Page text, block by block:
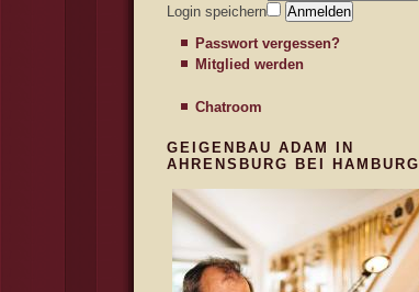
Login speichern
Passwort vergessen?
Mitglied werden
Chatroom
GEIGENBAU ADAM IN
AHRENSBURG BEI HAMBURG